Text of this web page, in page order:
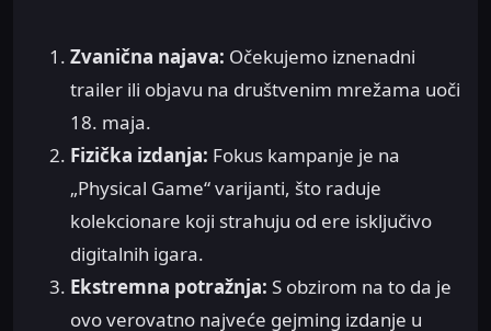
Zvanična najava: Očekujemo iznenadni
trailer ili objavu na društvenim mrežama uoči
18. maja.
Fizička izdanja: Fokus kampanje je na
„Physical Game“ varijanti, što raduje
kolekcionare koji strahuju od ere isključivo
digitalnih igara.
Ekstremna potražnja: S obzirom na to da je
ovo verovatno najveće gejming izdanje u